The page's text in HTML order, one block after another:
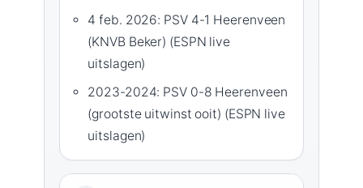
4 feb. 2026: PSV 4-1 Heerenveen
(KNVB Beker) (ESPN live
uitslagen)
2023-2024: PSV 0-8 Heerenveen
(grootste uitwinst ooit) (ESPN live
uitslagen)